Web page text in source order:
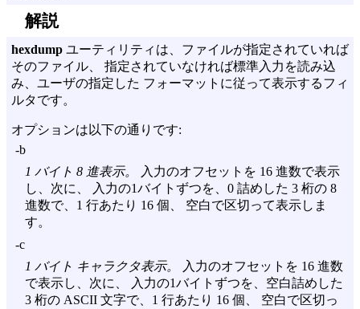
解説
hexdump ユーティリティは、ファイルが指定されていれば
そのファイル、 指定されていなければ標準入力を読み込
み、ユーザの指定した フォーマットに従って表示するフィ
ルタです。
オプションは以下の通りです:
-b
1 バイト 8 進表示。
入力のオフセットを 16 進数で表示
し、次に、 入力の1バイトずつを、0 詰めした 3 桁の 8
進数で、1 行あたり 16 個、 空白で区切って表示しま
す。
-c
1 バイト キャラクタ表示。
入力のオフセットを 16 進数
で表示し、次に、 入力の1バイトずつを、空白詰めした
3 桁の ASCII 文字で、1 行あたり 16 個、 空白で区切っ